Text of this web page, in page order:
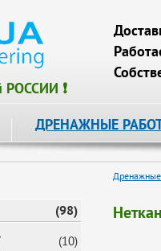
РОССИИ ❗
ДРЕНАЖНЫЕ
(98)
(10)